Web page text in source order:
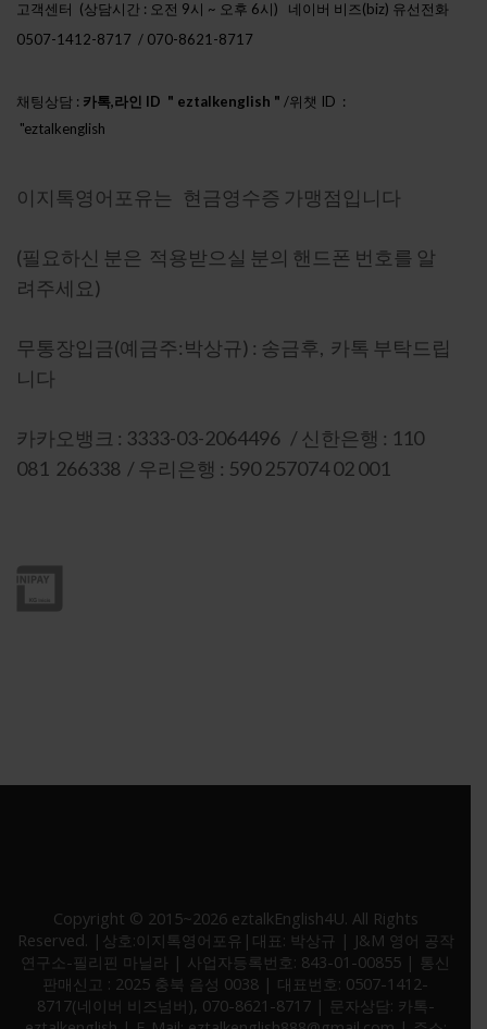
고객센터 (상담시간 : 오전 9시 ~ 오후 6시) 네이버 비즈(biz) 유선전화
0507-1412-8717 / 070-8621-8717
채팅상담 : 카톡,라인 ID " eztalkenglish " /위챗 ID :
"eztalkenglish
이지톡영어포유는 현금영수증 가맹점입니다
(필요하신 분은 적용받으실 분의 핸드폰 번호를 알
려주세요)
무통장입금(예금주:박상규) : 송금후, 카톡 부탁드립
니다
카카오뱅크 : 3333-03-2064496 / 신한은행 : 110
081 266338 / 우리은행 : 590 257074 02 001
Copyright © 2015~2026 eztalkEnglish4U. All Rights
Reserved. |상호:이지톡영어포유|대표: 박상규 | J&M 영어 공작
연구소-필리핀 마닐라 | 사업자등록번호: 843-01-00855 | 통신
판매신고 : 2025 충북 음성 0038 | 대표번호: 0507-1412-
8717(네이버 비즈넘버), 070-8621-8717 | 문자상담: 카톡-